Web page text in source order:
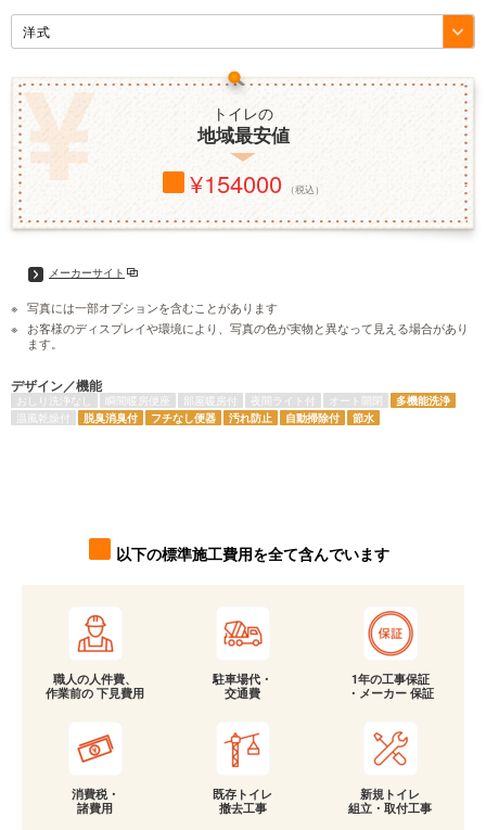
トイレの
地域最安値
154000 （税込）
メーカーサイト
写真には一部オプションを含むことがあります
お客様のディスプレイや環境により、写真の色が実物と異なって見える場合があり
ます。
デザイン／機能
おしり洗浄なし 瞬間暖房便座 部屋暖房付 夜間ライト付 オート開閉
多機能洗浄
温風乾燥付
脱臭消臭付 フチなし便器 汚れ防止 自動掃除付 節水
以下の標準施工費用を全て含んでいます
職人の人件費、
作業前の 下見費用
駐車場代・
交通費
1年の工事保証
・メーカー 保証
消費税・
諸費用
既存トイレ
撤去工事
新規トイレ
組立・取付工事